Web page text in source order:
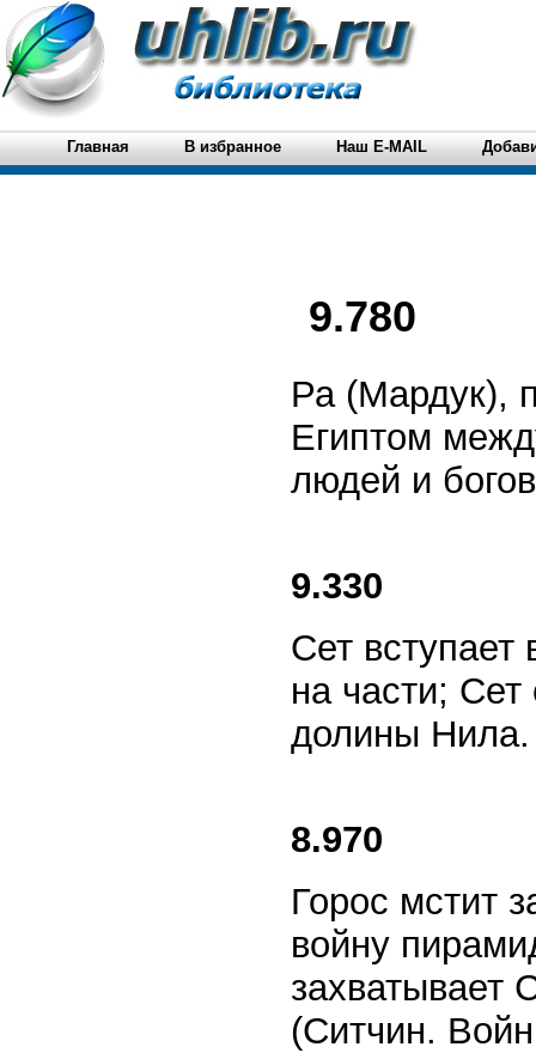
Главная В избранное Наш E-MAIL
9.780
Ра (Мардук),
Египтом
людей и
9.330
Сет вступает
на части;
долины
8.970
Горос мстит
войну
захватывает
(Ситчин.